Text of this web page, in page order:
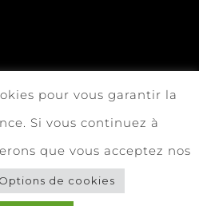
pour vous garantir la
Si vous continuez à
que vous acceptez nos
Options de cookies